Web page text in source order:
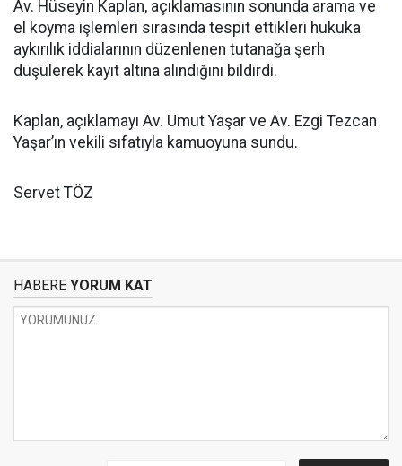
Av. Hüseyin Kaplan, açıklamasının sonunda arama ve
el koyma işlemleri sırasında tespit ettikleri hukuka
aykırılık iddialarının düzenlenen tutanağa şerh
düşülerek kayıt altına alındığını bildirdi.
Kaplan, açıklamayı Av. Umut Yaşar ve Av. Ezgi Tezcan
Yaşar’ın vekili sıfatıyla kamuoyuna sundu.
Servet TÖZ
HABERE YORUM KAT